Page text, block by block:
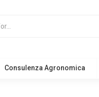
Consulenza Agronomica